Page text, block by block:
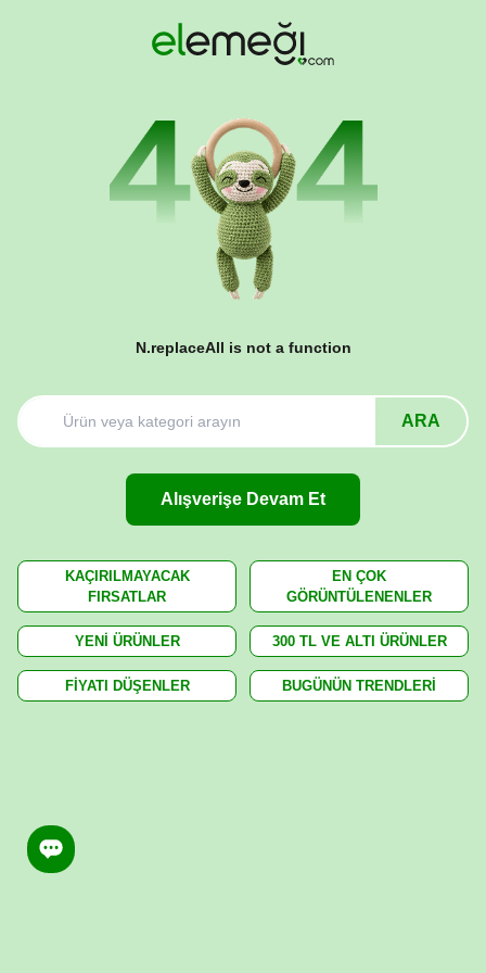
N.replaceAll is not a function
ARA
Alışverişe Devam Et
KAÇIRILMAYACAK
FIRSATLAR
EN ÇOK
GÖRÜNTÜLENENLER
YENİ ÜRÜNLER 300 TL VE ALTI ÜRÜNLER
FİYATI DÜŞENLER BUGÜNÜN TRENDLERİ